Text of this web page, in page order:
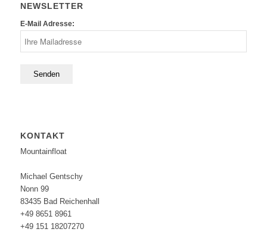
NEWSLETTER
E-Mail Adresse:
KONTAKT
Mountainfloat
Michael Gentschy
Nonn 99
83435 Bad Reichenhall
+49 8651 8961
+49 151 18207270